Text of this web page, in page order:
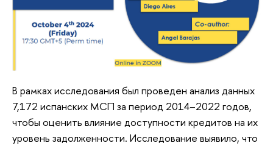
В рамках исследования был проведен анализ данных
7,172 испанских МСП за период 2014–2022 годов,
чтобы оценить влияние доступности кредитов на их
уровень задолженности. Исследование выявило, что